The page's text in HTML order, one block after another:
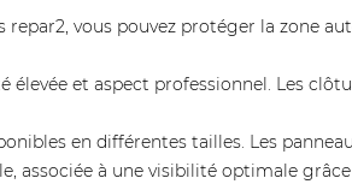
repar2, vous pouvez protéger la zone
élevée et aspect professionnel. Les
en différentes tailles. Les
associée à une visibilité optimale